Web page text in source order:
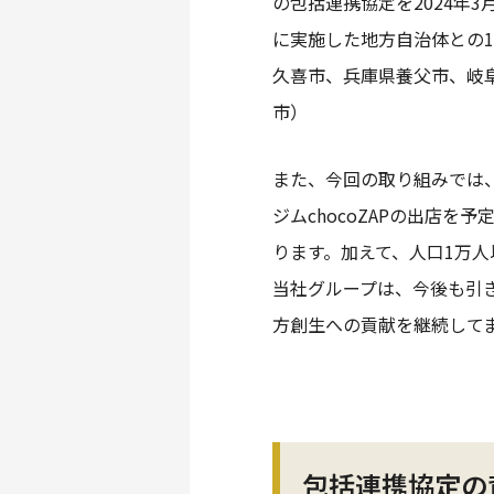
に実施した地方自治体と
久喜市、兵庫県養父市、岐
市）
また、今回の取り組みで
ジムchocoZAPの出店を予
ります。加えて、人口1万
当社グループは、今後も
方創生への貢献を継続して
包括連携協定